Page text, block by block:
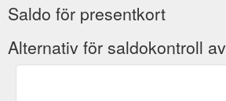
Saldo för presentkort
Alternativ för saldokontroll